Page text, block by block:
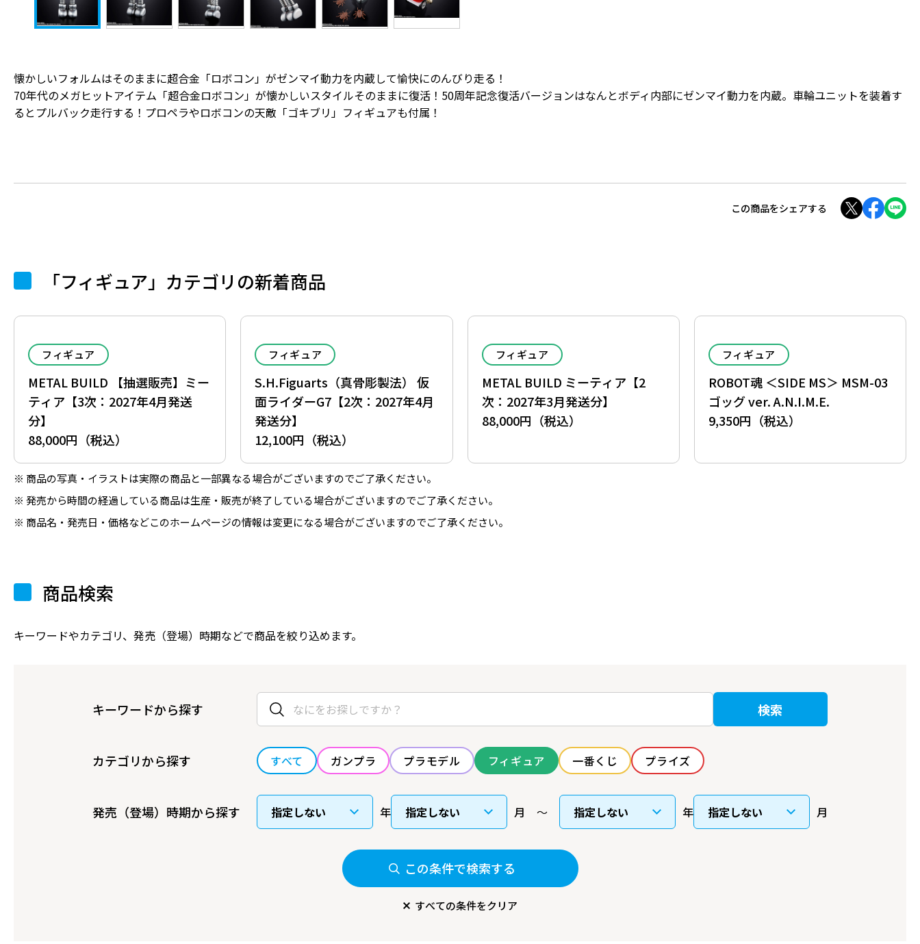
懐かしいフォルムはそのままに超合金「ロボコン」がゼンマイ動力を内蔵して愉快にのんびり走る！
70年代のメガヒットアイテム「超合金ロボコン」が懐かしいスタイルそのままに復活！50周年記念復活バージョンはなんとボディ内部にゼンマイ動力を内蔵。車輪ユニットを装着す
るとプルバック走行する！プロペラやロボコンの天敵「ゴキブリ」フィギュアも付属！
この商品をシェアする
「フィギュア」カテゴリの新着商品
フィギュア
METAL BUILD 【抽選販売】ミー
ティア【3次：2027年4月発送
分】
88,000円（税込）
フィギュア
S.H.Figuarts（真骨彫製法） 仮
面ライダーG7【2次：2027年4月
発送分】
12,100円（税込）
フィギュア
METAL BUILD ミーティア【2
次：2027年3月発送分】
88,000円（税込）
フィギュア
ROBOT魂 ＜SIDE MS＞ MSM-03
ゴッグ ver. A.N.I.M.E.
9,350円（税込）
商品の写真・イラストは実際の商品と一部異なる場合がございますのでご了承ください。
発売から時間の経過している商品は生産・販売が終了している場合がございますのでご了承ください。
商品名・発売日・価格などこのホームページの情報は変更になる場合がございますのでご了承ください。
商品検索
キーワードやカテゴリ、発売（登場）時期などで商品を絞り込めます。
キーワードから探す 検索
カテゴリから探す すべて ガンプラ プラモデル フィギュア 一番くじ プライズ
発売（登場）時期から探す 年 月 年 月
この条件で検索する
すべての条件をクリア